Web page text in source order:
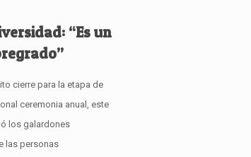
“Es un
cierre para la etapa de
ceremonia anual, este
los galardones
las personas